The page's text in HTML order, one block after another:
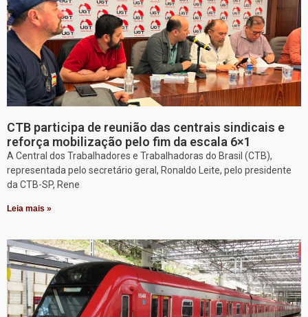
CTB participa de reunião das centrais sindicais e
reforça mobilização pelo fim da escala 6×1
A Central dos Trabalhadores e Trabalhadoras do Brasil (CTB),
representada pelo secretário geral, Ronaldo Leite, pelo presidente
da CTB-SP, Rene
Leia mais »